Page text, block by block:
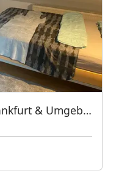
Schöne Wohnungen in Frankfurt & Umgebung - PIM APARTMENTS